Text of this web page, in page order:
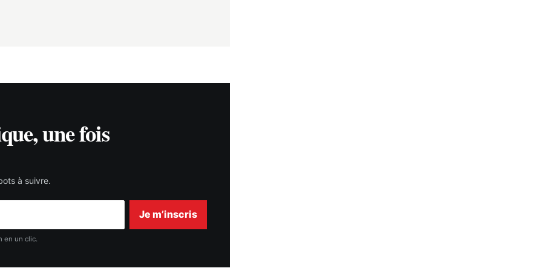
une fois
à suivre.
Je m’inscris
en un clic.